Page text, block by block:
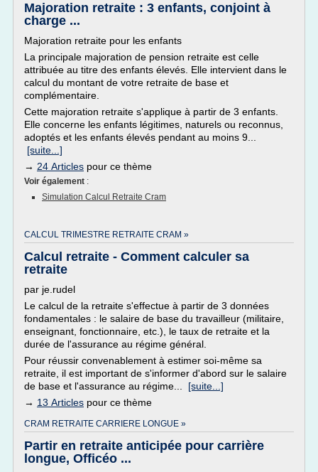
Majoration retraite : 3 enfants, conjoint à
charge ...
Majoration retraite pour les enfants
La principale majoration de pension retraite est celle
attribuée au titre des enfants élevés. Elle intervient dans le
calcul du montant de votre retraite de base et
complémentaire.
Cette majoration retraite s'applique à partir de 3 enfants.
Elle concerne les enfants légitimes, naturels ou reconnus,
adoptés et les enfants élevés pendant au moins 9...
[suite...]
→ 24 Articles pour ce thème
Voir également :
Simulation Calcul Retraite Cram
CALCUL TRIMESTRE RETRAITE CRAM »
Calcul retraite - Comment calculer sa
retraite
par je.rudel
Le calcul de la retraite s'effectue à partir de 3 données
fondamentales : le salaire de base du travailleur (militaire,
enseignant, fonctionnaire, etc.), le taux de retraite et la
durée de l'assurance au régime général.
Pour réussir convenablement à estimer soi-même sa
retraite, il est important de s'informer d'abord sur le salaire
de base et l'assurance au régime... [suite...]
→ 13 Articles pour ce thème
CRAM RETRAITE CARRIERE LONGUE »
Partir en retraite anticipée pour carrière
longue, Officéo ...